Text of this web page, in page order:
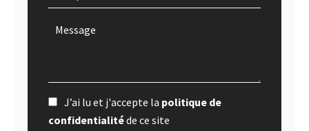
J’ai lu et j'accepte la politique de
confidentialitéde ce site